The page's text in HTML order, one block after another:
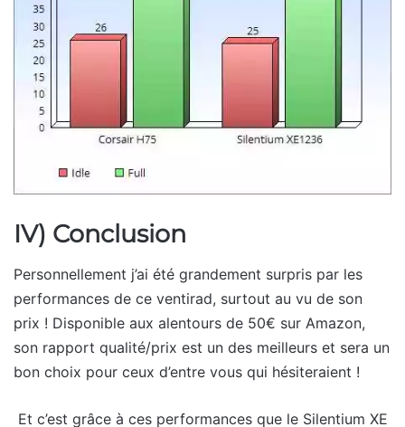
IV) Conclusion
Personnellement j’ai été grandement surpris par les
performances de ce ventirad, surtout au vu de son
prix ! Disponible aux alentours de 50€ sur Amazon,
son rapport qualité/prix est un des meilleurs et sera un
bon choix pour ceux d’entre vous qui hésiteraient !
Et c’est grâce à ces performances que le Silentium XE